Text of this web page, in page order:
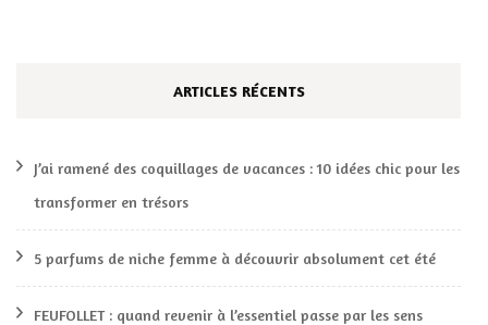
ARTICLES RÉCENTS
J’ai ramené des coquillages de vacances : 10 idées chic pour les
transformer en trésors
5 parfums de niche femme à découvrir absolument cet été
FEUFOLLET : quand revenir à l’essentiel passe par les sens